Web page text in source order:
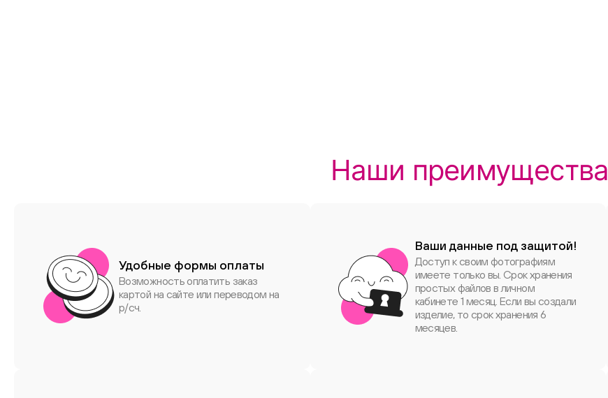
Наши преимущества
Удобные формы оплаты
Возможность оплатить заказ
картой на сайте или переводом на
р/сч.
Ваши данные под защитой!
Доступ к своим фотографиям
имеете только вы. Срок хранения
простых файлов в личном
кабинете 1 месяц. Если вы создали
изделие, то срок хранения 6
месяцев.